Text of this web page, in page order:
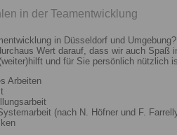
in der Teamentwicklung
in Düsseldorf und
Wert darauf, dass wir auch
und für Sie persönlich
Arbeiten
(nach N. Höfner und F.